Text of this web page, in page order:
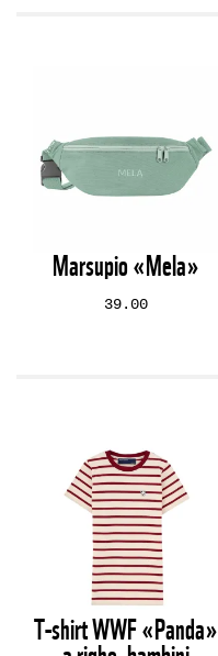
Marsupio «Mela»
39.00
T-shirt WWF «Panda»